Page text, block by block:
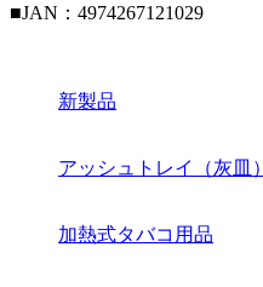
■JAN：4974267121029
新製品
アッシュトレイ（灰皿）
加熱式タバコ用品